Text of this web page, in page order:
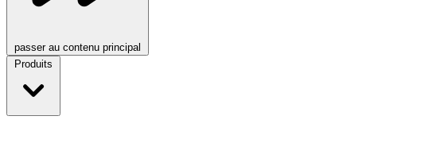
passer au contenu principal
Produits